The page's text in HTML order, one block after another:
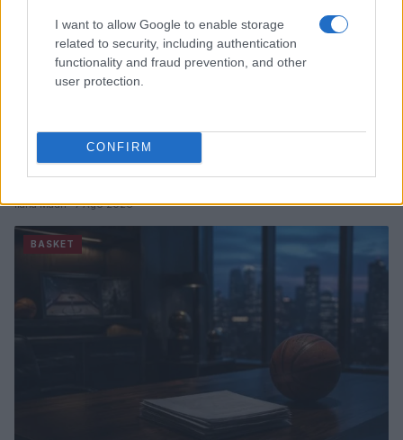
I want to allow Google to enable storage
related to security, including authentication
functionality and fraud prevention, and other
user protection.
CONFIRM
James Wiseman in Spagna: l’ex Memphis pronto per
l’avventura europea
Ilaria Mauri · 7 Ago 2026
BASKET